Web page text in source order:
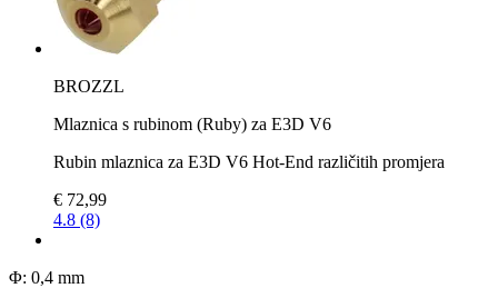
BROZZL
Mlaznica s rubinom (Ruby) za E3D V6
Rubin mlaznica za E3D V6 Hot-End različitih promjera
€ 72,99
4.8 (8)
Φ: 0,4 mm